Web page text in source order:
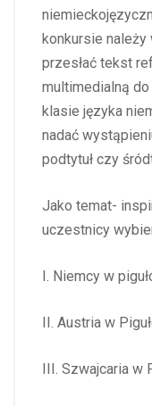
konkursie należy
przesłać tekst
multimedialną
klasie języka
nadać
podtytuł czy
Jako temat-
uczestnicy
I. Niemcy w
II. Austria w
III. Szwajcaria w